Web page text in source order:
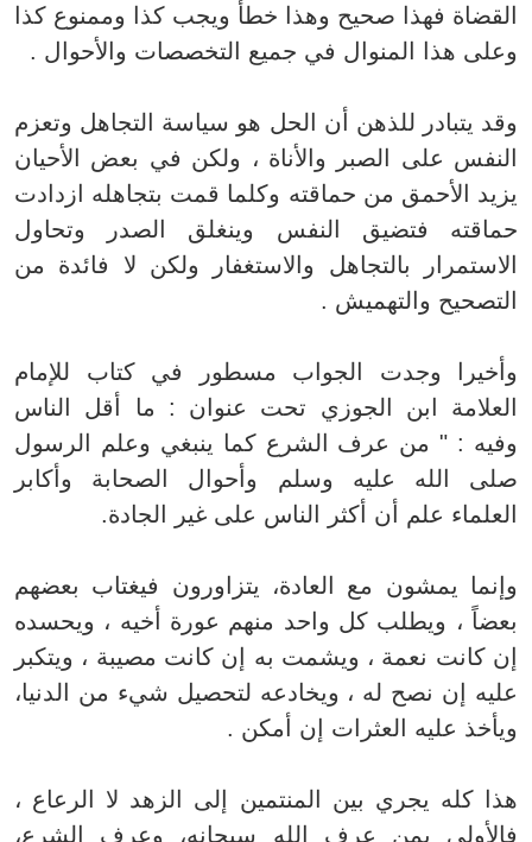
القضاة فهذا صحيح وهذا خطأ ويجب كذا وممنوع كذا
وعلى هذا المنوال في جميع التخصصات والأحوال .
وقد يتبادر للذهن أن الحل هو سياسة التجاهل وتعزم
النفس على الصبر والأناة ، ولكن في بعض الأحيان
يزيد الأحمق من حماقته وكلما قمت بتجاهله ازدادت
حماقته فتضيق النفس وينغلق الصدر وتحاول
الاستمرار بالتجاهل والاستغفار ولكن لا فائدة من
التصحيح والتهميش .
وأخيرا وجدت الجواب مسطور في كتاب للإمام
العلامة ابن الجوزي تحت عنوان : ما أقل الناس
وفيه : " من عرف الشرع كما ينبغي وعلم الرسول
صلى الله عليه وسلم وأحوال الصحابة وأكابر
العلماء علم أن أكثر الناس على غير الجادة.
وإنما يمشون مع العادة، يتزاورون فيغتاب بعضهم
بعضاً ، ويطلب كل واحد منهم عورة أخيه ، ويحسده
إن كانت نعمة ، ويشمت به إن كانت مصيبة ، ويتكبر
عليه إن نصح له ، ويخادعه لتحصيل شيء من الدنيا،
ويأخذ عليه العثرات إن أمكن .
هذا كله يجري بين المنتمين إلى الزهد لا الرعاع ،
فالأولى بمن عرف الله سبحانه، وعرف الشرع،